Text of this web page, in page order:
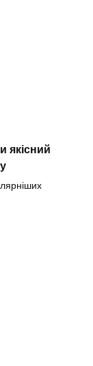
якісний